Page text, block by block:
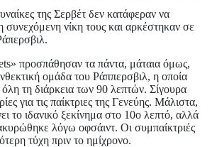
της Σερβέτ δεν κατάφεραν να
συνεχόμενη νίκη τους και αρκέστηκαν σε
προσπάθησαν τα πάντα, μάταια όμως,
ομάδα του Ράππερσβιλ, η οποία
τη διάρκεια των 90 λεπτών. Σίγουρα
για τις παίκτριες της Γενεύης. Μάλιστα,
το ιδανικό ξεκίνημα στο 10ο λεπτό, αλλά
λόγω οφσάιντ. Οι συμπαίκτριές
τύχη πριν το ημίχρονο.